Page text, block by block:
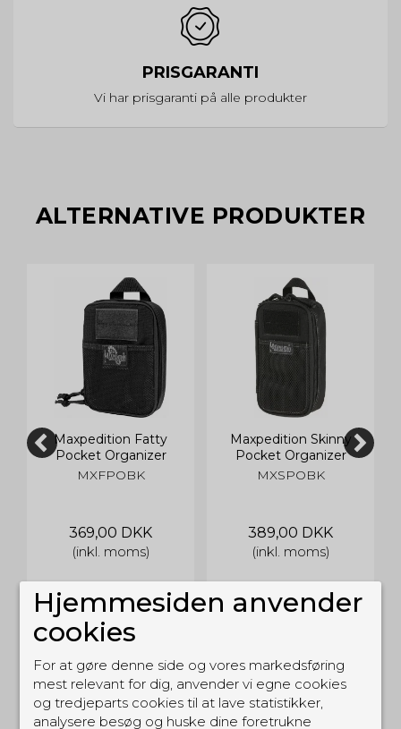
PRISGARANTI
Vi har prisgaranti på alle produkter
ALTERNATIVE PRODUKTER
Maxpedition Fatty
Pocket Organizer
MXFPOBK
369,00 DKK
(inkl. moms)
Maxpedition Skinny
Pocket Organizer
MXSPOBK
389,00 DKK
(inkl. moms)
RELATEREDE PRODUKTER
Hjemmesiden anvender
cookies
For at gøre denne side og vores markedsføring
mest relevant for dig, anvender vi egne cookies
og tredjeparts cookies til at lave statistikker,
analysere besøg og huske dine foretrukne